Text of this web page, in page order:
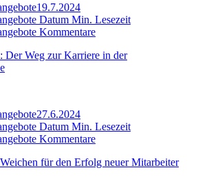
19.7.2024
Min. Lesezeit
Kommentare
Der Weg zur Karriere in der
27.6.2024
Min. Lesezeit
Kommentare
für den Erfolg neuer Mitarbeiter